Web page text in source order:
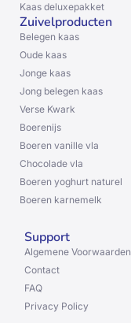
Kaas deluxepakket
Zuivelproducten
Belegen kaas
Oude kaas
Jonge kaas
Jong belegen kaas
Verse Kwark
Boerenijs
Boeren vanille vla
Chocolade vla
Boeren yoghurt naturel
Boeren karnemelk
Support
Algemene Voorwaarden
Contact
FAQ
Privacy Policy